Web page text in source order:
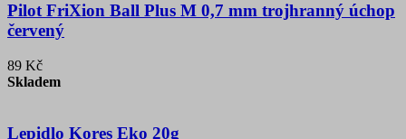
Pilot FriXion Ball Plus M 0,7 mm trojhranný úchop
červený
89 Kč
Skladem
Lepidlo Kores Eko 20g